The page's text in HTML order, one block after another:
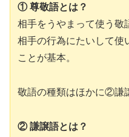
① 尊敬語とは？
相手をうやまって使う敬
相手の行為にたいして使
ことが基本。
敬語の種類はほかに②謙
② 謙譲語とは？